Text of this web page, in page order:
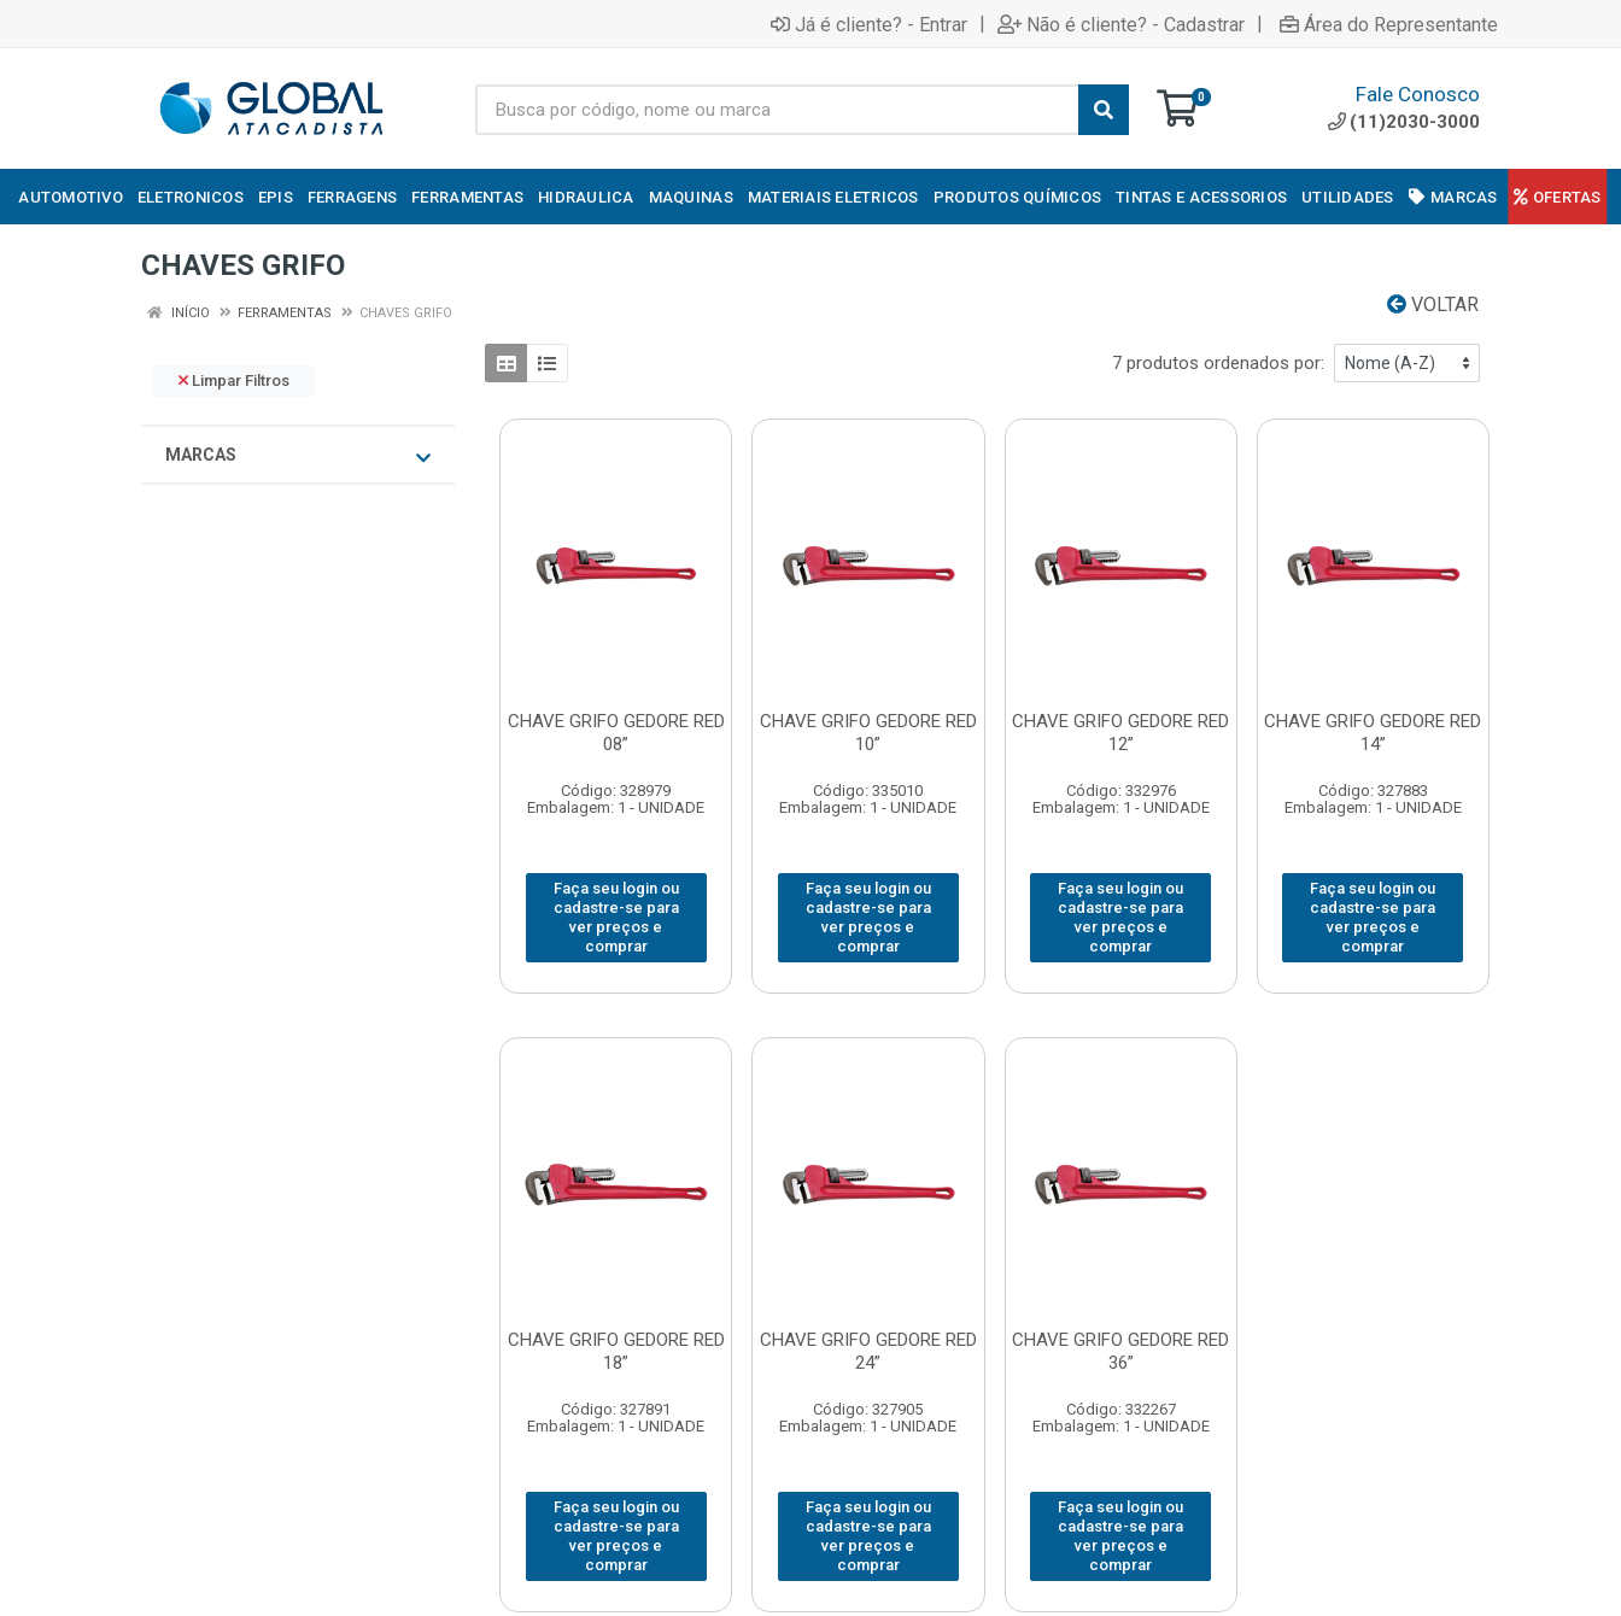
Já é cliente? - Entrar | Não é cliente? - Cadastrar | Área do Representante
0 Fale Conosco
(11)2030-3000
AUTOMOTIVO ELETRONICOS EPIS FERRAGENS FERRAMENTAS HIDRAULICA MAQUINAS MATERIAIS ELETRICOS PRODUTOS QUÍMICOS TINTAS E ACESSORIOS UTILIDADES MARCAS OFERTAS
CHAVES GRIFO
VOLTAR
INÍCIO FERRAMENTAS CHAVES GRIFO
Limpar Filtros
MARCAS
7 produtos ordenados por:
CHAVE GRIFO GEDORE RED
08”
Código: 328979
Embalagem: 1 - UNIDADE
Faça seu login ou
cadastre-se para
ver preços e
comprar
CHAVE GRIFO GEDORE RED
10”
Código: 335010
Embalagem: 1 - UNIDADE
Faça seu login ou
cadastre-se para
ver preços e
comprar
CHAVE GRIFO GEDORE RED
12”
Código: 332976
Embalagem: 1 - UNIDADE
Faça seu login ou
cadastre-se para
ver preços e
comprar
CHAVE GRIFO GEDORE RED
14”
Código: 327883
Embalagem: 1 - UNIDADE
Faça seu login ou
cadastre-se para
ver preços e
comprar
CHAVE GRIFO GEDORE RED
18”
Código: 327891
Embalagem: 1 - UNIDADE
Faça seu login ou
cadastre-se para
ver preços e
comprar
CHAVE GRIFO GEDORE RED
24”
Código: 327905
Embalagem: 1 - UNIDADE
Faça seu login ou
cadastre-se para
ver preços e
comprar
CHAVE GRIFO GEDORE RED
36”
Código: 332267
Embalagem: 1 - UNIDADE
Faça seu login ou
cadastre-se para
ver preços e
comprar